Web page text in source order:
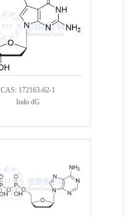
CAS: 172163-62-1
Iodo dG